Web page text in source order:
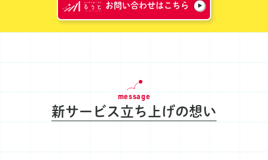
お問い合わせはこちら
message
新サービス立ち上げの想い